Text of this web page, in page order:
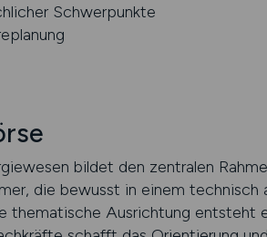
Schwerpunkte
bildet den zentralen
die bewusst in einem technisch
thematische Ausrichtung entsteht